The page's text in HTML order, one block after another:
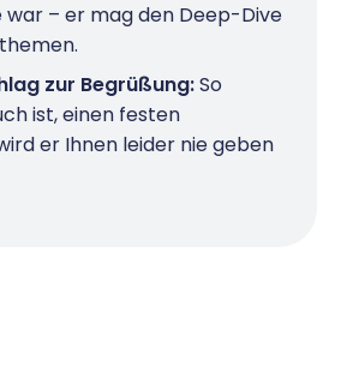
war – er mag den Deep-Dive
zur Begrüßung:So
ist, einen festen
er Ihnen leider nie geben